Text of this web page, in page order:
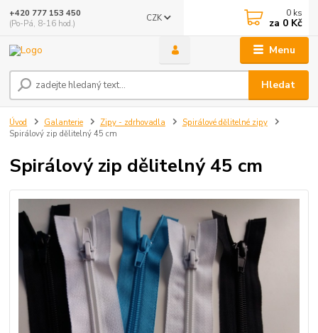
Menu
CZK
Hledat
+420 777 153 450
(Po-Pá, 8-16 hod.)
0 ks
za 0 Kč
Úvod Galanterie Zipy - zdrhovadla
Spirálové dělitelné zipy
Spirálový zip dělitelný 45 cm
Spirálový zip dělitelný 45 cm